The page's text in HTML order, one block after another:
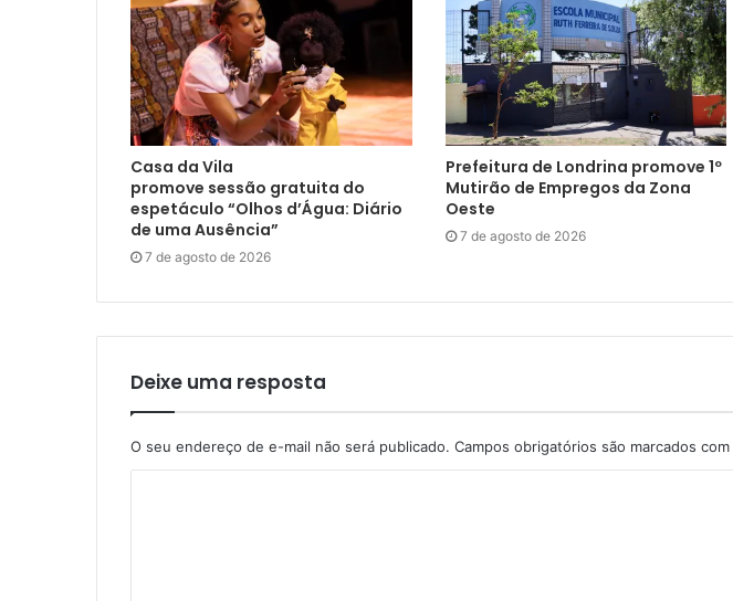
Casa da Vila
promove sessão gratuita do
espetáculo “Olhos d’Água: Diário
de uma Ausência”
7 de agosto de 2026
Prefeitura de Londrina promove 1º
Mutirão de Empregos da Zona
Oeste
7 de agosto de 2026
Deixe uma resposta
O seu endereço de e-mail não será publicado. Campos obrigatórios são marcados com